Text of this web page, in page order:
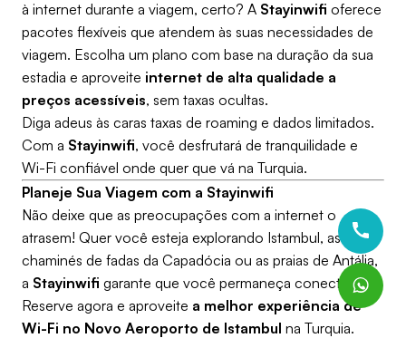
à internet durante a viagem, certo? A Stayinwifi oferece
pacotes flexíveis que atendem às suas necessidades de
viagem. Escolha um plano com base na duração da sua
estadia e aproveite internet de alta qualidade a
preços acessíveis, sem taxas ocultas.
Diga adeus às caras taxas de roaming e dados limitados.
Com a Stayinwifi, você desfrutará de tranquilidade e
Wi-Fi confiável onde quer que vá na Turquia.
Planeje Sua Viagem com a Stayinwifi
Não deixe que as preocupações com a internet o
atrasem! Quer você esteja explorando Istambul, as
chaminés de fadas da Capadócia ou as praias de Antália,
a Stayinwifi garante que você permaneça conectado.
Reserve agora e aproveite a melhor experiência de
Wi-Fi no Novo Aeroporto de Istambul na Turquia.